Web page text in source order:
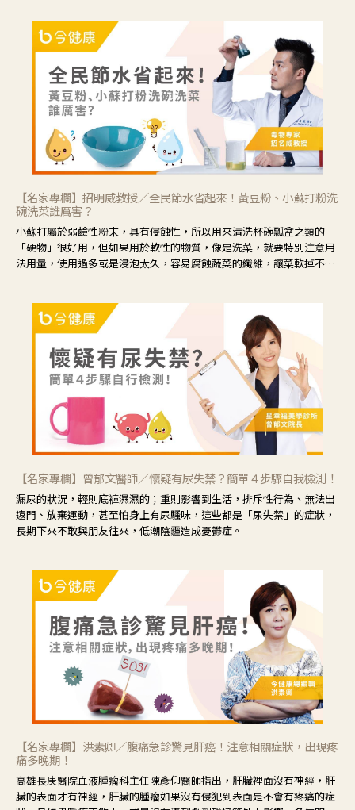
候就要使用菊花、金銀花來治療；假如單純的眼睛乾澀，結膜沒有紅，
眼睛周圍沒有眼屎，這種情況是屬於「陰虛」，就可以使用枸杞、蓮
藕、麥門冬、山藥等比較滋潤的藥材，效果就更顯著。
【名家專欄】招明威教授／全民節水省起來！黃豆粉、小蘇打粉洗
碗洗菜誰厲害？
小蘇打屬於弱鹼性粉末，具有侵蝕性，所以用來清洗杯碗瓢盆之類的
「硬物」很好用，但如果用於軟性的物質，像是洗菜，就要特別注意用
法用量，使用過多或是浸泡太久，容易腐蝕蔬菜的纖維，讓菜軟掉不清
【名家專欄】曾郁文醫師／懷疑有尿失禁？簡單４步驟自我檢測！
漏尿的狀況，輕則底褲濕濕的；重則影響到生活，排斥性行為、無法出
遠門、放棄運動，甚至怕身上有尿騷味，這些都是「尿失禁」的症狀，
長期下來不敢與朋友往來，低潮陰霾造成憂鬱症。
【名家專欄】洪素卿／腹痛急診驚見肝癌！注意相關症狀，出現疼
痛多晚期！
高雄長庚醫院血液腫瘤科主任陳彥仰醫師指出，肝臟裡面沒有神經，肝
臟的表面才有神經，肝臟的腫瘤如果沒有侵犯到表面是不會有疼痛的症